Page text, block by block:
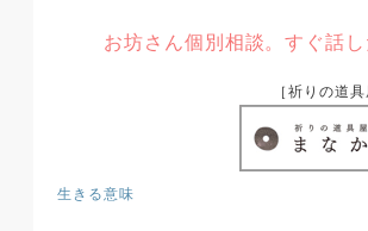
お坊さん個別相談。すぐ話
［祈りの道
生きる意味